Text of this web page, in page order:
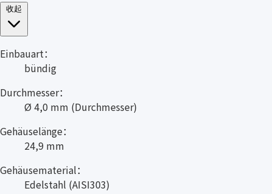
Einbauart：
bündig
Durchmesser：
Ø 4,0 mm (Durchmesser)
Gehäuselänge：
24,9 mm
Gehäusematerial：
Edelstahl (AISI303)